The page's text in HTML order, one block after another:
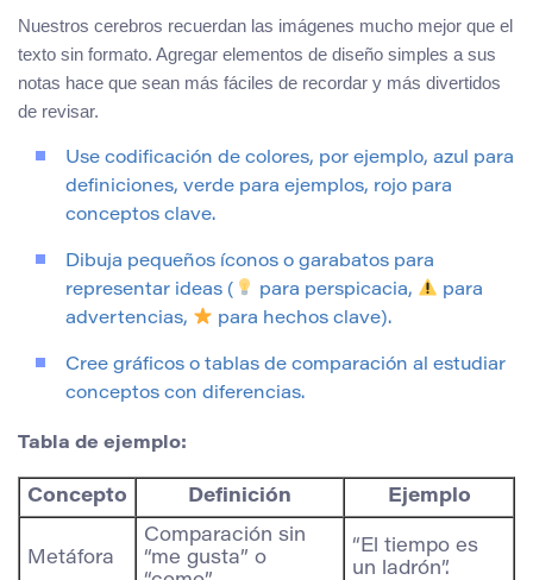
Nuestros cerebros recuerdan las imágenes mucho mejor que el
texto sin formato. Agregar elementos de diseño simples a sus
notas hace que sean más fáciles de recordar y más divertidos
de revisar.
Use codificación de colores, por ejemplo, azul para
definiciones, verde para ejemplos, rojo para
conceptos clave.
Dibuja pequeños íconos o garabatos para
representar ideas (
para perspicacia,
para
advertencias,
para hechos clave).
Cree gráficos o tablas de comparación al estudiar
conceptos con diferencias.
Tabla de ejemplo:
Concepto Definición Ejemplo
Metáfora
Comparación sin
“me gusta” o
“El tiempo es
un ladrón”.